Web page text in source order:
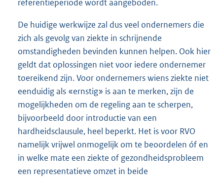
referentieperiode wordt aangeboden.
De huidige werkwijze zal dus veel ondernemers die
zich als gevolg van ziekte in schrijnende
omstandigheden bevinden kunnen helpen. Ook hier
geldt dat oplossingen niet voor iedere ondernemer
toereikend zijn. Voor ondernemers wiens ziekte niet
eenduidig als «ernstig» is aan te merken, zijn de
mogelijkheden om de regeling aan te scherpen,
bijvoorbeeld door introductie van een
hardheidsclausule, heel beperkt. Het is voor RVO
namelijk vrijwel onmogelijk om te beoordelen óf en
in welke mate een ziekte of gezondheidsprobleem
een representatieve omzet in beide